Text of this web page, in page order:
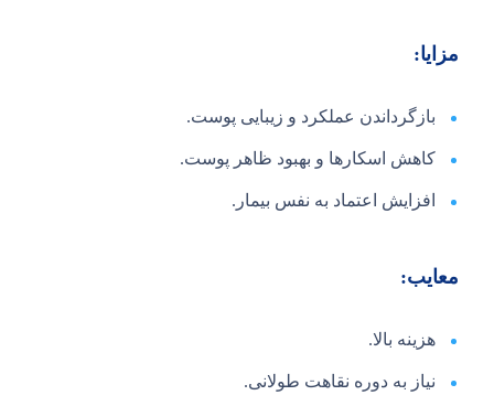
مزایا:
بازگرداندن عملکرد و زیبایی پوست.
کاهش اسکارها و بهبود ظاهر پوست.
افزایش اعتماد به نفس بیمار.
معایب:
هزینه بالا.
نیاز به دوره نقاهت طولانی.